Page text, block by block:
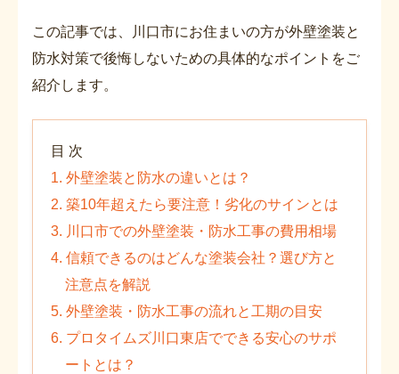
この記事では、川口市にお住まいの方が外壁塗装と
防水対策で後悔しないための具体的なポイントをご
紹介します。
目 次
1. 外壁塗装と防水の違いとは？
2. 築10年超えたら要注意！劣化のサインとは
3. 川口市での外壁塗装・防水工事の費用相場
4. 信頼できるのはどんな塗装会社？選び方と
注意点を解説
5. 外壁塗装・防水工事の流れと工期の目安
6. プロタイムズ川口東店でできる安心のサポ
ートとは？